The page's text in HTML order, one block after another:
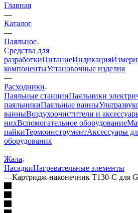
Главная
—
Каталог
—
Паяльное
Средства для
разработкиПитаниеИндикация
компонентыУстановочные изделия
—
Расходники
Паяльные станцииПаяльники
паяльникиПаяльные ванны
ванныВоздухоочистители и
нихВспомогательное оборудование
пайкиТермоинструментАксессуары
оборудования
—
Жала
НасадкиНагревательные элементы
—Картридж-наконечник T130-C для